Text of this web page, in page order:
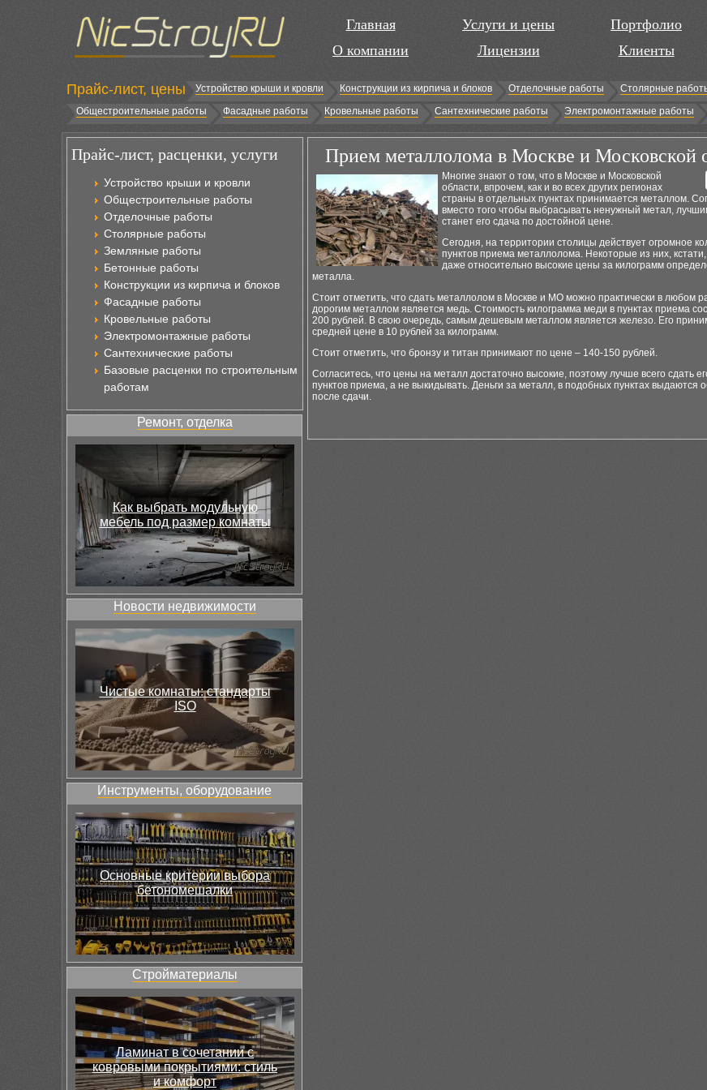
Главная
О компании
Услуги и цены
Лицензии
Портфолио
Клиенты
Прайс-лист, цены Устройство крыши и кровли Конструкции из кирпича и блоков Отделочные работы Столярные
Общестроительные работы
Фасадные работы Кровельные работы Сантехнические работы Электромонтажные работы
Прайс-лист, расценки, услуги
Устройство крыши и кровли
Общестроительные работы
Отделочные работы
Столярные работы
Земляные работы
Бетонные работы
Конструкции из кирпича и блоков
Фасадные работы
Кровельные работы
Электромонтажные работы
Сантехнические работы
Базовые расценки по строительным
работам
Ремонт, отделка
Как выбрать модульную
мебель под размер комнаты
Новости недвижимости
Чистые комнаты: стандарты
ISO
Инструменты, оборудование
Основные критерии выбора
бетономешалки
Стройматериалы
Ламинат в сочетании с
ковровыми покрытиями: стиль
и комфорт
Прием металлолома в Москве и Московской
Многие знают о том, что в Москве и Московской
области, впрочем, как и во всех других регионах
страны в отдельных пунктах принимается металлом.
вместо того чтобы выбрасывать ненужный метал,
станет его сдача по достойной цене.
Сегодня, на территории столицы действует огромное
пунктов приема металлолома. Некоторые из них,
даже относительно высокие цены за килограмм
металла.
Стоит отметить, что сдать металлолом в Москве и МО можно практически в любом
дорогим металлом является медь. Стоимость килограмма меди в пунктах приема
200 рублей. В свою очередь, самым дешевым металлом является железо. Его
средней цене в 10 рублей за килограмм.
Стоит отметить, что бронзу и титан принимают по цене – 140-150 рублей.
Согласитесь, что цены на металл достаточно высокие, поэтому лучше всего сдать
пунктов приема, а не выкидывать. Деньги за металл, в подобных пунктах выдаются
после сдачи.